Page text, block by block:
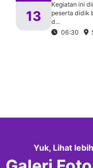
13
Kegiatan ini
peserta didik
d...
06:30
Yuk, Lihat